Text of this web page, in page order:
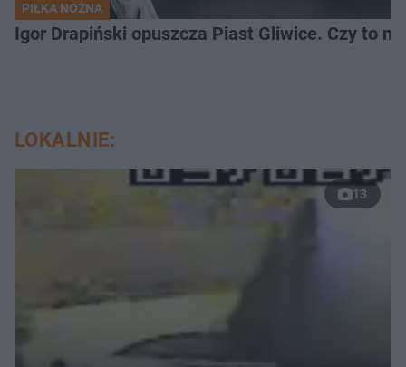
PIŁKA NOŻNA
Igor Drapiński opuszcza Piast Gliwice. Czy to
LOKALNIE:
13